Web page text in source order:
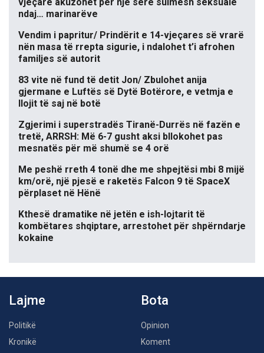
ndaj… marinarëve
Vendim i papritur/ Prindërit e 14-vjeçares së vrarë
nën masa të rrepta sigurie, i ndalohet t’i afrohen
familjes së autorit
83 vite në fund të detit Jon/ Zbulohet anija
gjermane e Luftës së Dytë Botërore, e vetmja e
llojit të saj në botë
Zgjerimi i superstradës Tiranë-Durrës në fazën e
tretë, ARRSH: Më 6-7 gusht aksi bllokohet pas
mesnatës për më shumë se 4 orë
Me peshë rreth 4 tonë dhe me shpejtësi mbi 8 mijë
km/orë, një pjesë e raketës Falcon 9 të SpaceX
përplaset në Hënë
Kthesë dramatike në jetën e ish-lojtarit të
kombëtares shqiptare, arrestohet për shpërndarje
kokaine
Lajme
Politikë
Kronikë
Bota
Opinion
Koment